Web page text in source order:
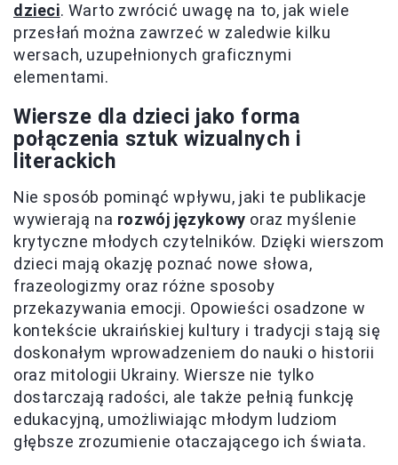
dzieci. Warto zwrócić uwagę na to, jak wiele
przesłań można zawrzeć w zaledwie kilku
wersach, uzupełnionych graficznymi
elementami.
Wiersze dla dzieci jako forma
połączenia sztuk wizualnych i
literackich
Nie sposób pominąć wpływu, jaki te publikacje
wywierają na rozwój językowy oraz myślenie
krytyczne młodych czytelników. Dzięki wierszom
dzieci mają okazję poznać nowe słowa,
frazeologizmy oraz różne sposoby
przekazywania emocji. Opowieści osadzone w
kontekście ukraińskiej kultury i tradycji stają się
doskonałym wprowadzeniem do nauki o historii
oraz mitologii Ukrainy. Wiersze nie tylko
dostarczają radości, ale także pełnią funkcję
edukacyjną, umożliwiając młodym ludziom
głębsze zrozumienie otaczającego ich świata.